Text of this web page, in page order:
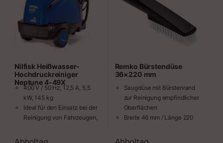
Max. Unterdruck 250 mbar
Abmessung 565 x 385 x 605
Nilfisk Heißwasser-
Hochdruckreiniger
Neptune 4-49X
400 V / 50 Hz, 12,5 A, 5,5
kW, 145 kg
Ideal für den Einsatz bei der
Reinigung von Fahrzeugen,
und bei landwirtschaftlichen
Remko Bürstendüse
36×220 mm
Saugdüse mit Bürstenrand
zur Reinigung empfindlicher
Oberflächen
Breite 46 mm / Länge 220